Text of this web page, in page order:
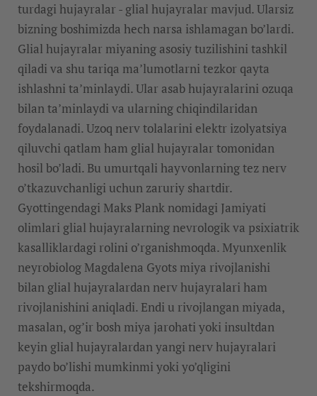
turdagi hujayralar - glial hujayralar mavjud. Ularsiz
bizning boshimizda hech narsa ishlamagan bo’lardi.
Glial hujayralar miyaning asosiy tuzilishini tashkil
qiladi va shu tariqa ma’lumotlarni tezkor qayta
ishlashni ta’minlaydi. Ular asab hujayralarini ozuqa
bilan ta’minlaydi va ularning chiqindilaridan
foydalanadi. Uzoq nerv tolalarini elektr izolyatsiya
qiluvchi qatlam ham glial hujayralar tomonidan
hosil bo’ladi. Bu umurtqali hayvonlarning tez nerv
o’tkazuvchanligi uchun zaruriy shartdir.
Gyottingendagi Maks Plank nomidagi Jamiyati
olimlari glial hujayralarning nevrologik va psixiatrik
kasalliklardagi rolini o’rganishmoqda. Myunxenlik
neyrobiolog Magdalena Gyots miya rivojlanishi
bilan glial hujayralardan nerv hujayralari ham
rivojlanishini aniqladi. Endi u rivojlangan miyada,
masalan, og’ir bosh miya jarohati yoki insultdan
keyin glial hujayralardan yangi nerv hujayralari
paydo bo’lishi mumkinmi yoki yo’qligini
tekshirmoqda.